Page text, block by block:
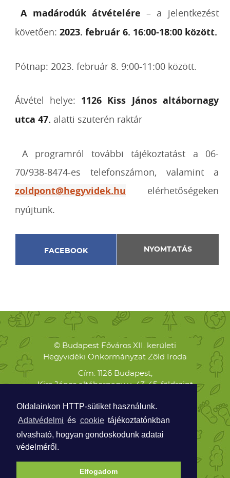
Oldalainkon HTTP-sütiket használunk.
Adatvédelmi és cookie tájékoztatónkban
olvasható, hogyan gondoskodunk adatai
védelméről.
Elfogadom
A madárodúk átvételére – a jelentkezést
követően: 2023. február 6. 16:00-18:00 között.
Pótnap: 2023. február 8. 9:00-11:00 között.
Átvétel helye: 1126 Kiss János altábornagy
utca 47. alatti szuterén raktár
A programról további tájékoztatást a 06-
70/938-8474-es telefonszámon, valamint a
zoldpont@hegyvidek.hu
elérhetőségeken
nyújtunk.
FACEBOOK NYOMTATÁS
© Budapest Főváros XII. kerületi
Hegyvidéki Önkormányzat Zöld Iroda
Cím: 1126 Budapest,
Kiss János altábornagy u. 43-45. földszint
Levelezési cím: 1126 Budapest,
+36 70 938 8474